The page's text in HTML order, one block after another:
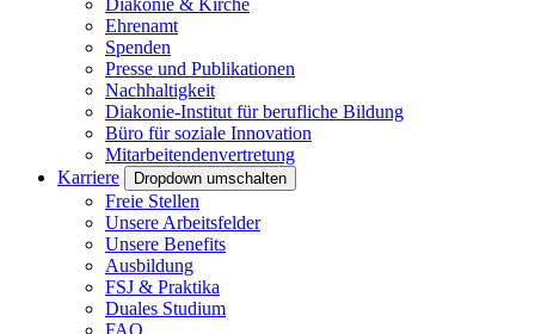
Diakonie & Kirche
Ehrenamt
Spenden
Presse und Publikationen
Nachhaltigkeit
Diakonie-Institut für berufliche Bildung
Büro für soziale Innovation
Mitarbeitendenvertretung
Karriere
Dropdown umschalten
Freie Stellen
Unsere Arbeitsfelder
Unsere Benefits
Ausbildung
FSJ & Praktika
Duales Studium
FAQ